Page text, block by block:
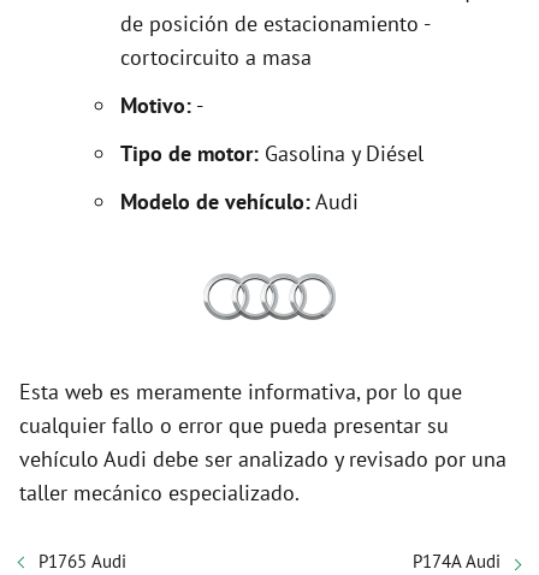
de posición de estacionamiento -
cortocircuito a masa
Motivo: -
Tipo de motor: Gasolina y Diésel
Modelo de vehículo:Audi
Esta web es meramente informativa, por lo que
cualquier fallo o error que pueda presentar su
vehículo Audi debe ser analizado y revisado por una
taller mecánico especializado.
P1765 Audi P174A Audi